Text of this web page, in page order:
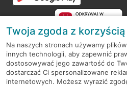
RODO
Regulamin serwisu
Twoja zgoda z
Na naszych stronach używamy
innych technologii, aby zapewnić
dostosowywać jego zawartość do
dostarczać Ci spersonalizowane
internetowych. Możesz wyrazić